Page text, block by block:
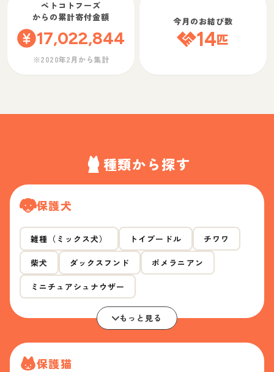
ペトコトフーズ
からの累計寄付金額
17,022,844
※2020年2月から集計
今月のお結び数
14匹
種類から探す
保護犬
雑種（ミックス犬） トイプードル チワワ
柴犬 ダックスフンド ポメラニアン
ミニチュアシュナウザー
もっと見る
保護猫